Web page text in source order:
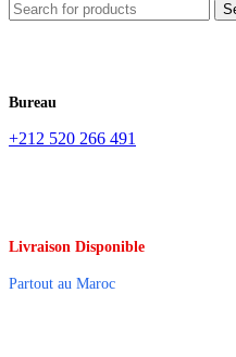
Bureau
+212 520 266 491
Livraison Disponible
Partout au Maroc